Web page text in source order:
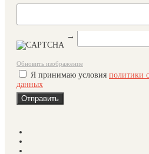
→
Обновить изображение
Я принимаю условия политики
данных